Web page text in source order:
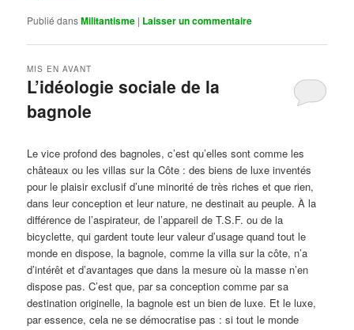
Publié dansMilitantisme | Laisser un commentaire
L’idéologie sociale de la
bagnole
MIS EN AVANT
Le vice profond des bagnoles, c’est qu’elles sont comme les
châteaux ou les villas sur la Côte : des biens de luxe inventés
pour le plaisir exclusif d’une minorité de très riches et que rien,
dans leur conception et leur nature, ne destinait au peuple. À la
différence de l’aspirateur, de l’appareil de T.S.F. ou de la
bicyclette, qui gardent toute leur valeur d’usage quand tout le
monde en dispose, la bagnole, comme la villa sur la côte, n’a
d’intérêt et d’avantages que dans la mesure où la masse n’en
dispose pas. C’est que, par sa conception comme par sa
destination originelle, la bagnole est un bien de luxe. Et le luxe,
par essence, cela ne se démocratise pas : si tout le monde